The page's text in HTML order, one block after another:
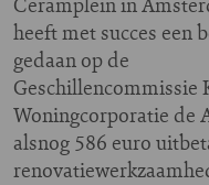
heeft met succes een
gedaan op de
Geschillencommissie
Woningcorporatie de
alsnog 586 euro